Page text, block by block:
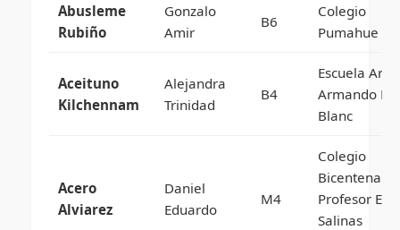
Abusleme
Rubiño
Gonzalo
Amir
B6
Colegio
Pumahue
Aceituno
Kilchennam
Alejandra
Trinidad
B4
Escuela
Armando
Blanc
Acero
Alviarez
Daniel
Eduardo
M4
Colegio
Bicentenario
Profesor
Salinas